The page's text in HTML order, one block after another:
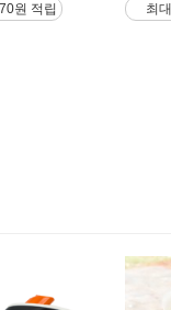
원 적립 최